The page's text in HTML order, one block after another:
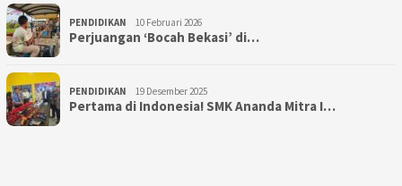
PENDIDIKAN 10 Februari 2026
Perjuangan ‘Bocah Bekasi’ di…
PENDIDIKAN 19 Desember 2025
Pertama di Indonesia! SMK Ananda Mitra I…